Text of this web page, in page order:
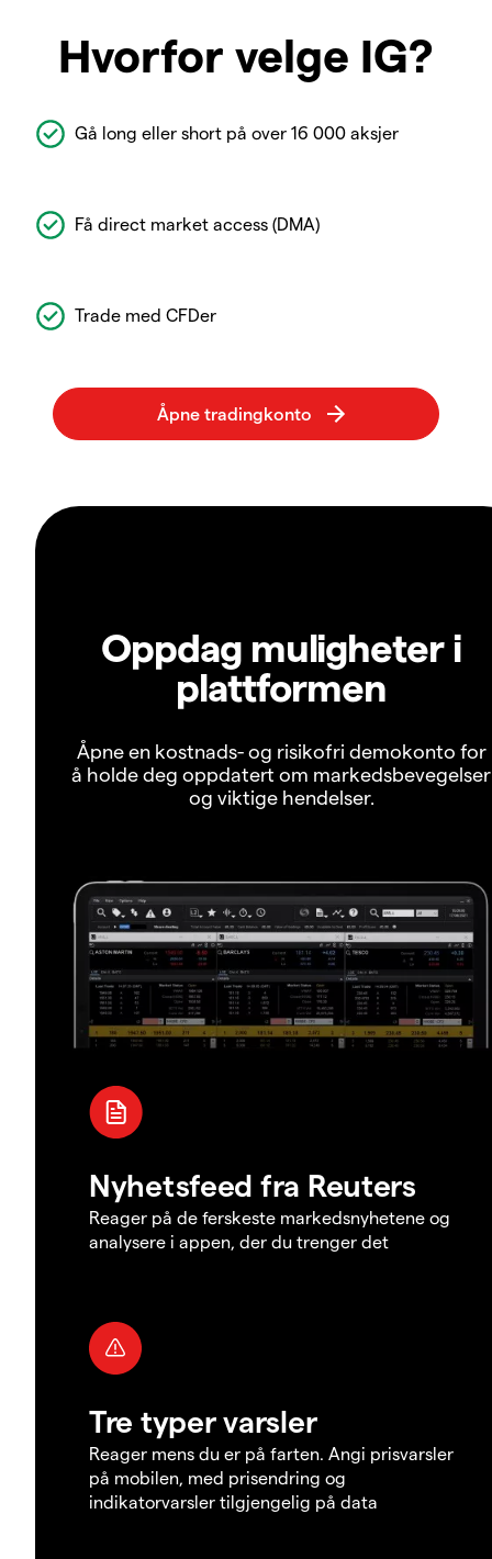
Hvorfor velge IG?
Gå long eller short på over 16 000 aksjer
Få direct market access (DMA)
Trade med CFDer
Oppdag muligheter i
plattformen
Åpne en kostnads- og risikofri demokonto for
å holde deg oppdatert om markedsbevegelser
og viktige hendelser.
Nyhetsfeed fra Reuters
Reager på de ferskeste markedsnyhetene og
analysere i appen, der du trenger det
Tre typer varsler
Reager mens du er på farten. Angi prisvarsler
på mobilen, med prisendring og
indikatorvarsler tilgjengelig på data